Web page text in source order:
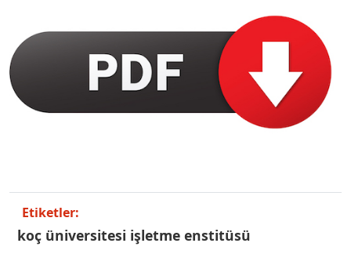
Etiketler:
koç üniversitesi i̇şletme enstitüsü